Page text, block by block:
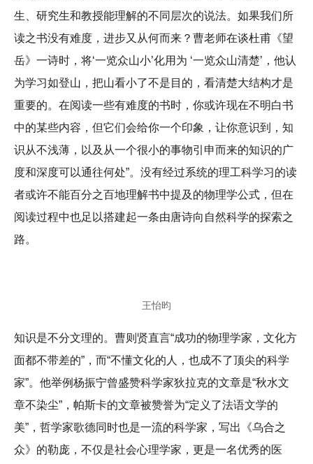
生、研究生和教授能理解的不同层次的说法。如果我们所
读之书没有难度，进步又从何而来？曹老师在谈杜甫《望
岳》一诗时，将‘一览众山小’化用为 ‘一览众山清楚’，他认
为学习如登山，把山看小了不是目的，看清楚大结构才是
重要的。在阅读一些有难度的书时，你或许现在不明白书
中的某些内容，但它们会给你一个印象，让你意识到，知
识从不浅薄，以及从一个很小的事物引申而来的知识的广
度和深度可以通往何处”。没有经过系统的理工科学习的读
者或许不能百分之百地理解书中提及的物理学公式，但在
阅读过程中也足以搭建起一条由唐诗向自然科学的探索之
路。
王怡昀
知识是不分文理的。曹则贤直言“成功的物理学家，文化方
面都不带差的”，而“不懂文化的人，也成不了顶尖的科学
家”。他举例杨振宁曾盛赞科学家狄拉克的文章是“秋水文
章不染尘”，帕斯卡的文章被赞誉为“定义了法语文学的
美”，哲学家歌德同时也是一流的科学家，写出《乌合之
众》的勒庞，不仅是社会心理学家，更是一名优秀的医